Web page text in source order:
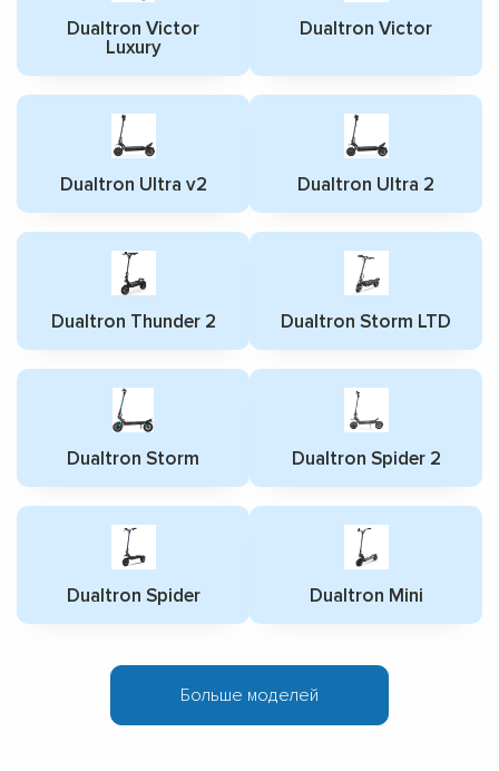
Dualtron Victor
Luxury
Dualtron Victor
Dualtron Ultra v2 Dualtron Ultra 2
Dualtron Thunder 2 Dualtron Storm LTD
Dualtron Storm Dualtron Spider 2
Dualtron Spider Dualtron Mini
Больше моделей